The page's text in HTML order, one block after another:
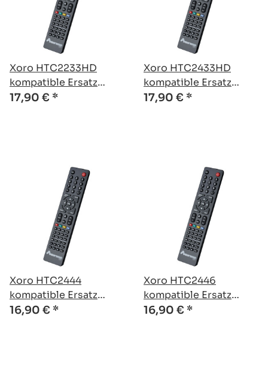
Xoro HTC2233HD
kompatible Ersatz
Fernbedienung
17,90 € *
Xoro HTC2433HD
kompatible Ersatz
Fernbedienung
17,90 € *
Xoro HTC2444
kompatible Ersatz
Fernbedienung
16,90 € *
Xoro HTC2446
kompatible Ersatz
Fernbedienung
16,90 € *